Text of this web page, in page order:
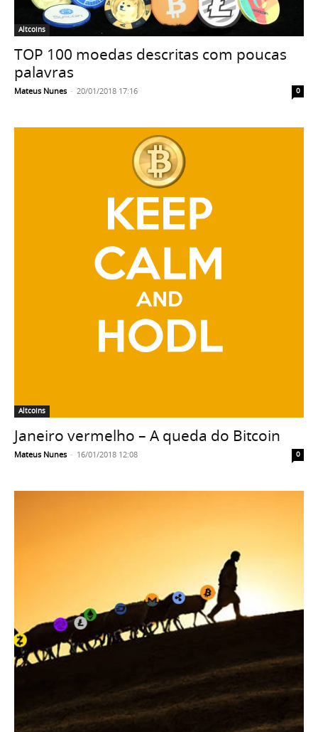
Altcoins
TOP 100 moedas descritas com poucas
palavras
Mateus Nunes - 20/01/2018 17:16 0
Altcoins
Janeiro vermelho – A queda do Bitcoin
Mateus Nunes - 16/01/2018 12:08 0